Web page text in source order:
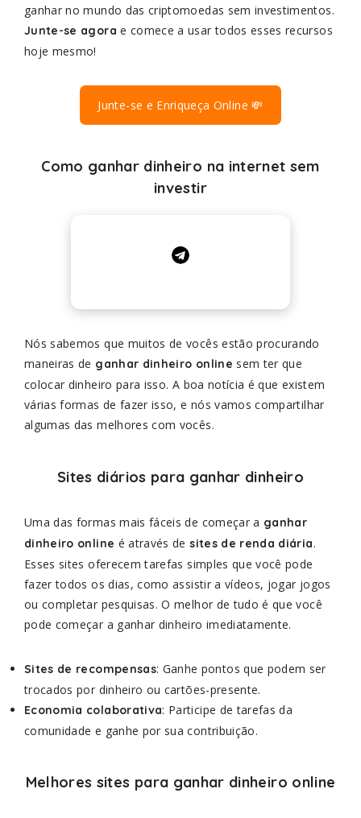
ganhar no mundo das criptomoedas sem investimentos.
Junte-se agora e comece a usar todos esses recursos
hoje mesmo!
Junte-se e Enriqueça Online 💸
Como ganhar dinheiro na internet sem
investir
Nós sabemos que muitos de vocês estão procurando
maneiras de ganhar dinheiro online sem ter que
colocar dinheiro para isso. A boa notícia é que existem
várias formas de fazer isso, e nós vamos compartilhar
algumas das melhores com vocês.
Sites diários para ganhar dinheiro
Uma das formas mais fáceis de começar a ganhar
dinheiro online é através desites de renda diária.
Esses sites oferecem tarefas simples que você pode
fazer todos os dias, como assistir a vídeos, jogar jogos
ou completar pesquisas. O melhor de tudo é que você
pode começar a ganhar dinheiro imediatamente.
Sites de recompensas: Ganhe pontos que podem ser
trocados por dinheiro ou cartões-presente.
Economia colaborativa: Participe de tarefas da
comunidade e ganhe por sua contribuição.
Melhores sites para ganhar dinheiro online